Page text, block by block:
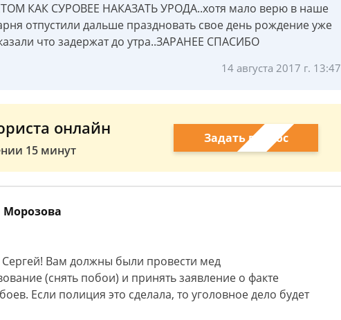
КАК СУРОВЕЕ НАКАЗАТЬ УРОДА..хотя мало верю в наше
отпустили дальше праздновать свое день рождение уже
что задержат до утра..ЗАРАНЕЕ СПАСИБО
14 августа 2017 г. 13:47
онлайн
15 минут
Задать вопрос
Морозова
Сергей! Вам должны были провести мед
(снять побои) и принять заявление о факте
Если полиция это сделала, то уголовное дело будет